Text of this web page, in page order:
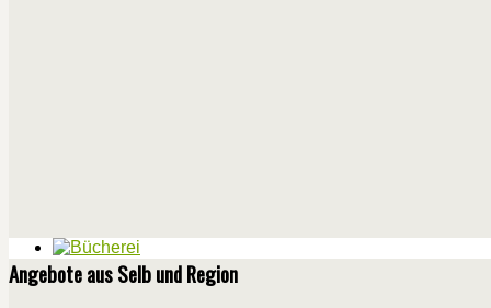
Angebote aus Selb und Region